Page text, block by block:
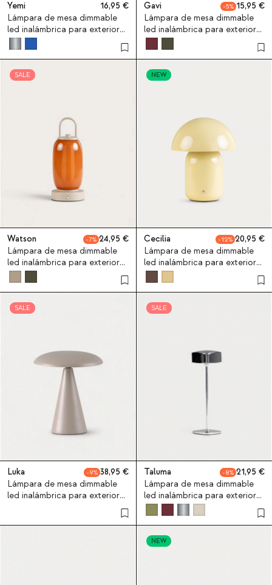
Yemi
16,95
Lámpara de mesa dimmable
led inalámbrica para exterior
Yemi
Gavi 5
15,95
Lámpara de mesa dimmable
led inalámbrica para exterior
Gavi
SALE
Watson 7
24,95
Lámpara de mesa dimmable
led inalámbrica para exterior
Watson
NEW
Cecilia 12
20,95
Lámpara de mesa dimmable
led inalámbrica para exterior
Cecilia
SALE
Luka 9
38,95
Lámpara de mesa dimmable
led inalámbrica para exterior
SALE
Taluma 8
21,95
Lámpara de mesa dimmable
led inalámbrica para exterior
Taluma
NEW